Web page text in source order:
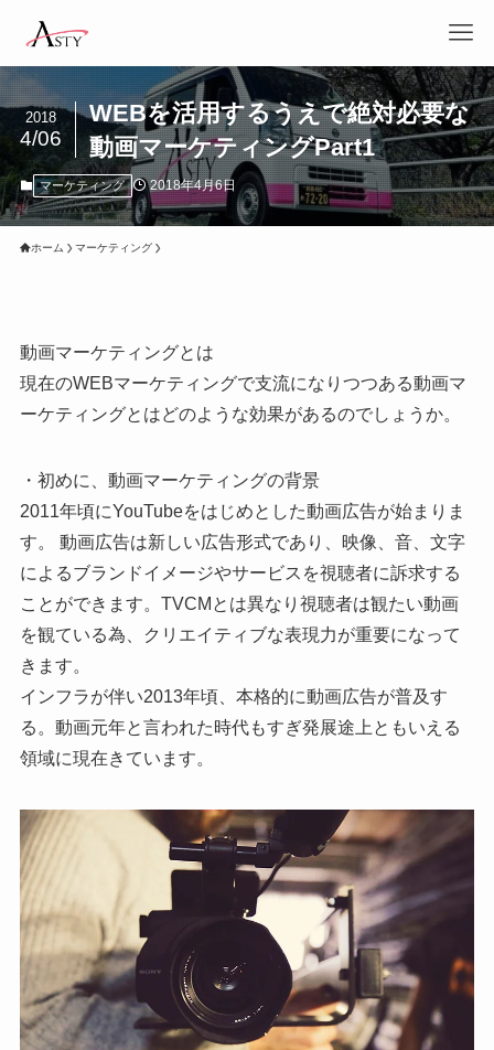
WEBを活用するうえで絶対必要な
動画マーケティングPart1
2018
4/06
マーケティング 2018年4月6日
ホーム マーケティング
動画マーケティングとは
現在のWEBマーケティングで支流になりつつある動画マ
ーケティングとはどのような効果があるのでしょうか。
・初めに、動画マーケティングの背景
2011年頃にYouTubeをはじめとした動画広告が始まりま
す。 動画広告は新しい広告形式であり、映像、音、文字
によるブランドイメージやサービスを視聴者に訴求する
ことができます。TVCMとは異なり視聴者は観たい動画
を観ている為、クリエイティブな表現力が重要になって
きます。
インフラが伴い2013年頃、本格的に動画広告が普及す
る。動画元年と言われた時代もすぎ発展途上ともいえる
領域に現在きています。